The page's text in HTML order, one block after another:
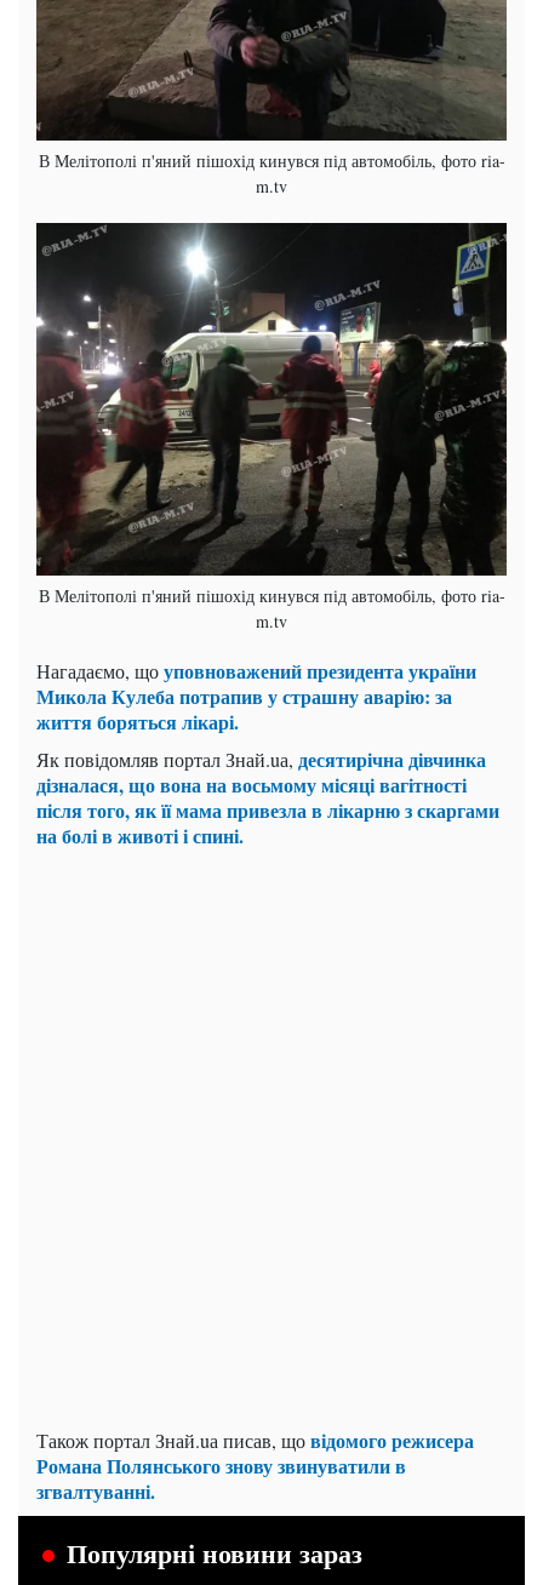
В Мелітополі п'яний пішохід кинувся під автомобіль, фото ria-
m.tv
В Мелітополі п'яний пішохід кинувся під автомобіль, фото ria-
m.tv
Нагадаємо, щоуповноважений президента україни
Микола Кулеба потрапив у страшну аварію: за
життя боряться лікарі.
Як повідомляв портал Знай.uа, десятирічна дівчинка
дізналася, що вона на восьмому місяці вагітності
після того, як її мама привезла в лікарню з скаргами
на болі в животі і спині.
Також портал Знай.uа писав, щовідомого режисера
Романа Полянського знову звинуватили в
згвалтуванні.
Популярні новини зараз